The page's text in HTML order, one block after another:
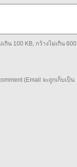
กิน 100 KB, กว้างไม่เกิน 600
(Email จะถูกเก็บเป็น